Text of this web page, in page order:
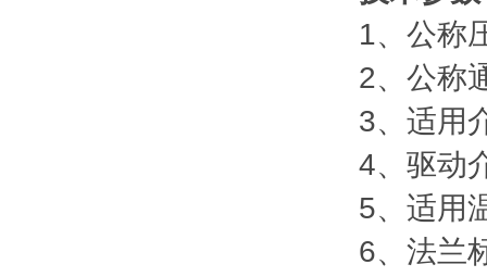
1、公称
2、公称
3、适用
4、驱动
5、适用
6、法兰